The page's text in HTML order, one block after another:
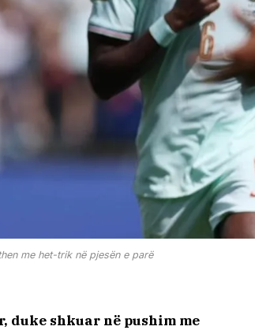
me het-trik në pjesën e parë
duke shkuar në pushim me